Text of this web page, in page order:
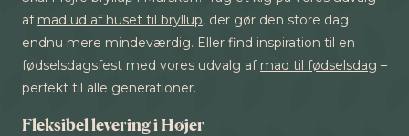
af mad ud af huset til bryllup, der gør den store dag
endnu mere mindeværdig. Eller find inspiration til en
fødselsdagsfest med vores udvalg af mad til fødselsdag –
perfekt til alle generationer.
Fleksibel levering i Højer